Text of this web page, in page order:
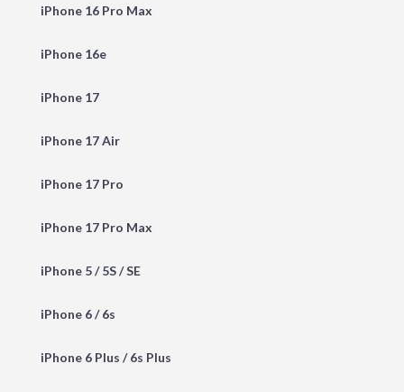
iPhone 16 Pro Max
iPhone 16e
iPhone 17
iPhone 17 Air
iPhone 17 Pro
iPhone 17 Pro Max
iPhone 5 / 5S / SE
iPhone 6 / 6s
iPhone 6 Plus / 6s Plus